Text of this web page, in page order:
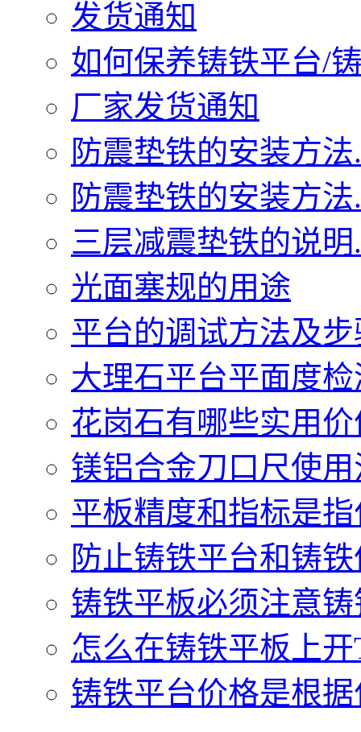
发货通知
如何保养铸铁平台/
厂家发货通知
防震垫铁的安装方法
防震垫铁的安装方法
三层减震垫铁的说明
光面塞规的用途
平台的调试方法及步
大理石平台平面度
花岗石有哪些实用价
镁铝合金刀口尺使
平板精度和指标是
防止铸铁平台和铸
铸铁平板必须注意
怎么在铸铁平板上
铸铁平台价格是根